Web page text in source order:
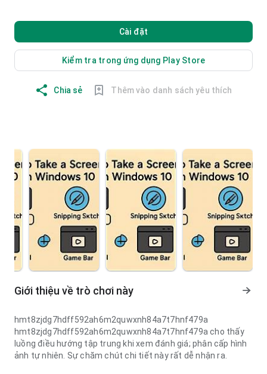
Cài đặt
Kiểm tra trong ứng dụng Play Store
Chia sẻ Thêm vào danh sách yêu thích
Giới thiệu về trò chơi này
hmt8zjdg7hdff592ah6m2quwxnh84a7t7hnf479a
hmt8zjdg7hdff592ah6m2quwxnh84a7t7hnf479a cho thấy
luồng điều hướng tập trung khi xem đánh giá; phân cấp hình
ảnh tự nhiên. Sự chăm chút chi tiết này rất dễ nhận ra.